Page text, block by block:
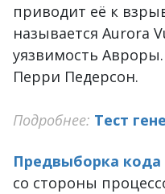
приводит её к
называется Aurora
уязвимость
Перри Педерсон.
Подробнее: Тест
Предвыборка кода
со стороны